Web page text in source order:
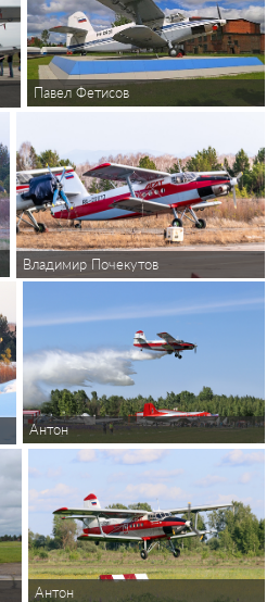
Павел Фетисов
Владимир Почекутов
Антон
Антон